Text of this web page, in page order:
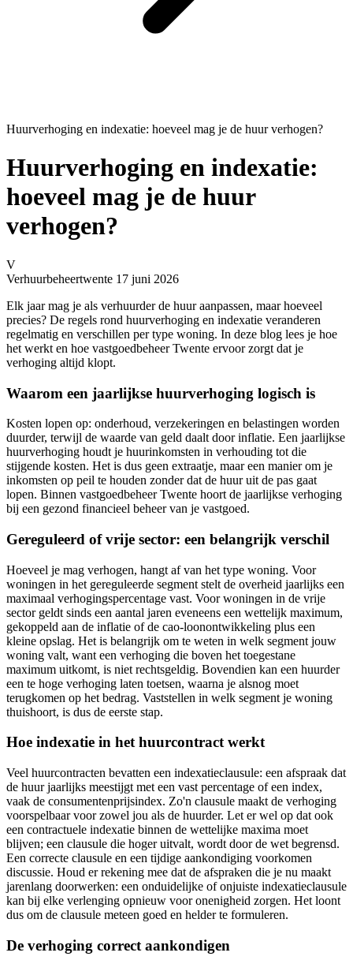
Huurverhoging en indexatie: hoeveel mag je de huur verhogen?
Huurverhoging en indexatie:
hoeveel mag je de huur
verhogen?
V
Verhuurbeheertwente 17 juni 2026
Elk jaar mag je als verhuurder de huur aanpassen, maar hoeveel
precies? De regels rond huurverhoging en indexatie veranderen
regelmatig en verschillen per type woning. In deze blog lees je hoe
het werkt en hoe vastgoedbeheer Twente ervoor zorgt dat je
verhoging altijd klopt.
Waarom een jaarlijkse huurverhoging logisch is
Kosten lopen op: onderhoud, verzekeringen en belastingen worden
duurder, terwijl de waarde van geld daalt door inflatie. Een jaarlijkse
huurverhoging houdt je huurinkomsten in verhouding tot die
stijgende kosten. Het is dus geen extraatje, maar een manier om je
inkomsten op peil te houden zonder dat de huur uit de pas gaat
lopen. Binnen vastgoedbeheer Twente hoort de jaarlijkse verhoging
bij een gezond financieel beheer van je vastgoed.
Gereguleerd of vrije sector: een belangrijk verschil
Hoeveel je mag verhogen, hangt af van het type woning. Voor
woningen in het gereguleerde segment stelt de overheid jaarlijks een
maximaal verhogingspercentage vast. Voor woningen in de vrije
sector geldt sinds een aantal jaren eveneens een wettelijk maximum,
gekoppeld aan de inflatie of de cao-loonontwikkeling plus een
kleine opslag. Het is belangrijk om te weten in welk segment jouw
woning valt, want een verhoging die boven het toegestane
maximum uitkomt, is niet rechtsgeldig. Bovendien kan een huurder
een te hoge verhoging laten toetsen, waarna je alsnog moet
terugkomen op het bedrag. Vaststellen in welk segment je woning
thuishoort, is dus de eerste stap.
Hoe indexatie in het huurcontract werkt
Veel huurcontracten bevatten een indexatieclausule: een afspraak dat
de huur jaarlijks meestijgt met een vast percentage of een index,
vaak de consumentenprijsindex. Zo'n clausule maakt de verhoging
voorspelbaar voor zowel jou als de huurder. Let er wel op dat ook
een contractuele indexatie binnen de wettelijke maxima moet
blijven; een clausule die hoger uitvalt, wordt door de wet begrensd.
Een correcte clausule en een tijdige aankondiging voorkomen
discussie. Houd er rekening mee dat de afspraken die je nu maakt
jarenlang doorwerken: een onduidelijke of onjuiste indexatieclausule
kan bij elke verlenging opnieuw voor onenigheid zorgen. Het loont
dus om de clausule meteen goed en helder te formuleren.
De verhoging correct aankondigen